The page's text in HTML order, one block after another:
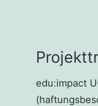
edu:impact